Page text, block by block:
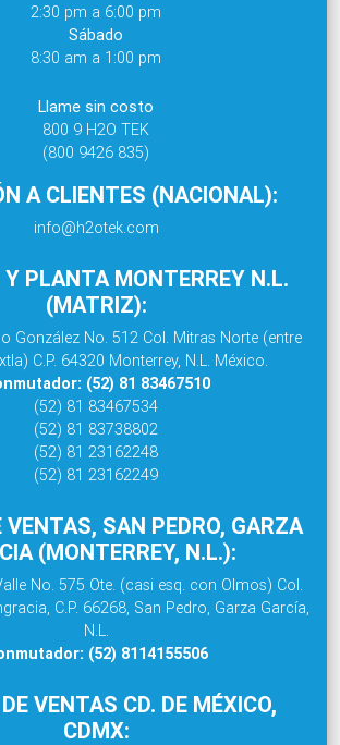
2:30 pm a 6:00 pm
Sábado
8:30 am a 1:00 pm
Llame sin costo
800 9 H2O TEK
(800 9426 835)
A CLIENTES (NACIONAL):
info@h2otek.com
Y PLANTA MONTERREY N.L.
(MATRIZ):
González No. 512 Col. Mitras Norte (entre
C.P. 64320 Monterrey, N.L. México.
(52) 81 83467510
(52) 81 83467534
(52) 81 83738802
(52) 81 23162248
(52) 81 23162249
VENTAS, SAN PEDRO, GARZA
(MONTERREY, N.L.):
No. 575 Ote. (casi esq. con Olmos) Col.
C.P. 66268, San Pedro, Garza García,
N.L.
(52) 8114155506
VENTAS CD. DE MÉXICO,
CDMX: